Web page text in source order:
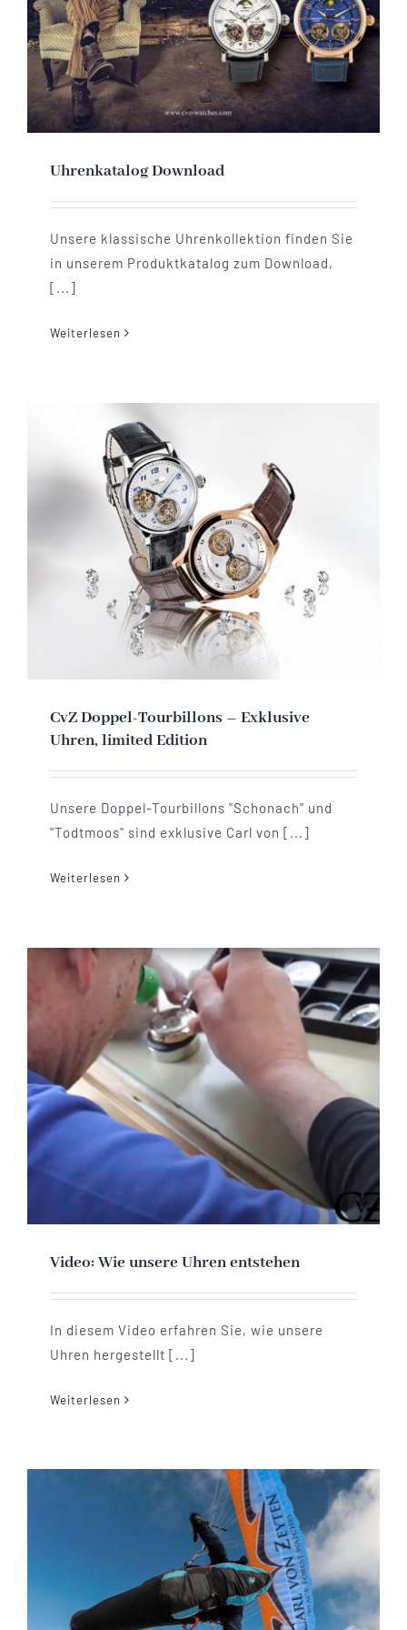
Mechanikuhren
Active Watches
Tourbillons
Geschichte
Vertrag widerrufen
Uhrenkatalog Download
Unsere klassische Uhrenkollektion finden Sie
in unserem Produktkatalog zum Download,
[...]
Weiterlesen
CvZ Doppel-Tourbillons – Exklusive
Uhren, limited Edition
Unsere Doppel-Tourbillons "Schonach" und
"Todtmoos" sind exklusive Carl von [...]
Weiterlesen
Video: Wie unsere Uhren entstehen
In diesem Video erfahren Sie, wie unsere
Uhren hergestellt [...]
Weiterlesen